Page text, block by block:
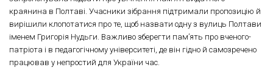
краянина в Полтаві. Учасники зібрання підтримали пропозицію й
вирішили клопотатися про те, щоб назвати одну з вулиць Полтави
іменем Григорія Нудьги. Важливо зберегти пам’ять про вченого-
патріота і в педагогічному університеті, де він гідно й самозречено
працював у непростий для України час.